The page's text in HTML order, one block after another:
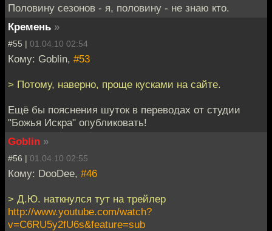
Половину сезонов - я, половину - не знаю кто.
Кремень »
#55 | 01.04.10 02:54
Кому: Goblin, #53
> Потому, наверно, проще кусками на сайте.
Ещё бы пояснения шуток в переводах от студии
"Божья Искра" опубликовать!
Goblin »
#56 | 01.04.10 02:55
Кому: DooDee, #46
> Д.Ю. наткнулся тут на трейлер
http://www.youtube.com/watch?
v=C6RU5y2fU6s&feature=sub